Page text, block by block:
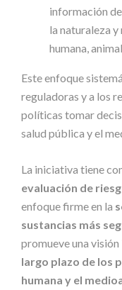
información
la naturaleza
humana,
Este enfoque
reguladoras y a los
políticas tomar
salud pública y el
La iniciativa tiene
evaluación de
enfoque firme en la
sustancias más
promueve una
largo plazo de los
humana y el